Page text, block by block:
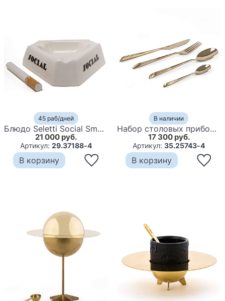
45 раб/дней
Блюдо Seletti Social Smoker
21 000 руб.
Артикул:29.37188-4
В корзину
В наличии
Набор столовых приборов Seletti Quasar
17 300 руб.
Артикул:35.25743-4
В корзину